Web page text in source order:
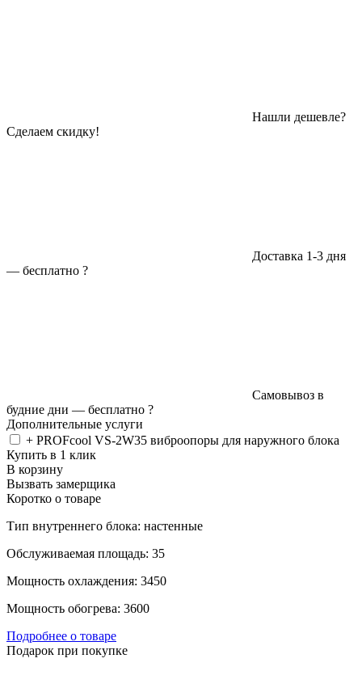
Нашли дешевле?
Сделаем скидку!
Доставка 1-3 дня
— бесплатно ?
Самовывоз в
будние дни — бесплатно ?
Дополнительные услуги
+ PROFcool VS-2W35 виброопоры для наружного блока
Купить в 1 клик
В корзину
Вызвать замерщика
Коротко о товаре
Тип внутреннего блока: настенные
Обслуживаемая площадь: 35
Мощность охлаждения: 3450
Мощность обогрева: 3600
Подробнее о товаре
Подарок при покупке